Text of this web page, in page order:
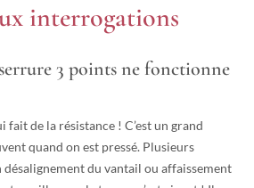
interrogations
3 points ne fonctionne
fait de la résistance ! C’est un grand
quand on est pressé. Plusieurs
désalignement du vantail ou affaissement